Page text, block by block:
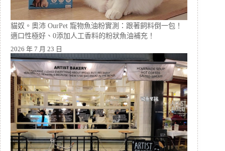
貓奴。奧沛 OurPet 寵物魚油粉實測：跟著飼料倒一包！
適口性極好、0添加人工香料的粉狀魚油補充！
2026 年 7 月 23 日